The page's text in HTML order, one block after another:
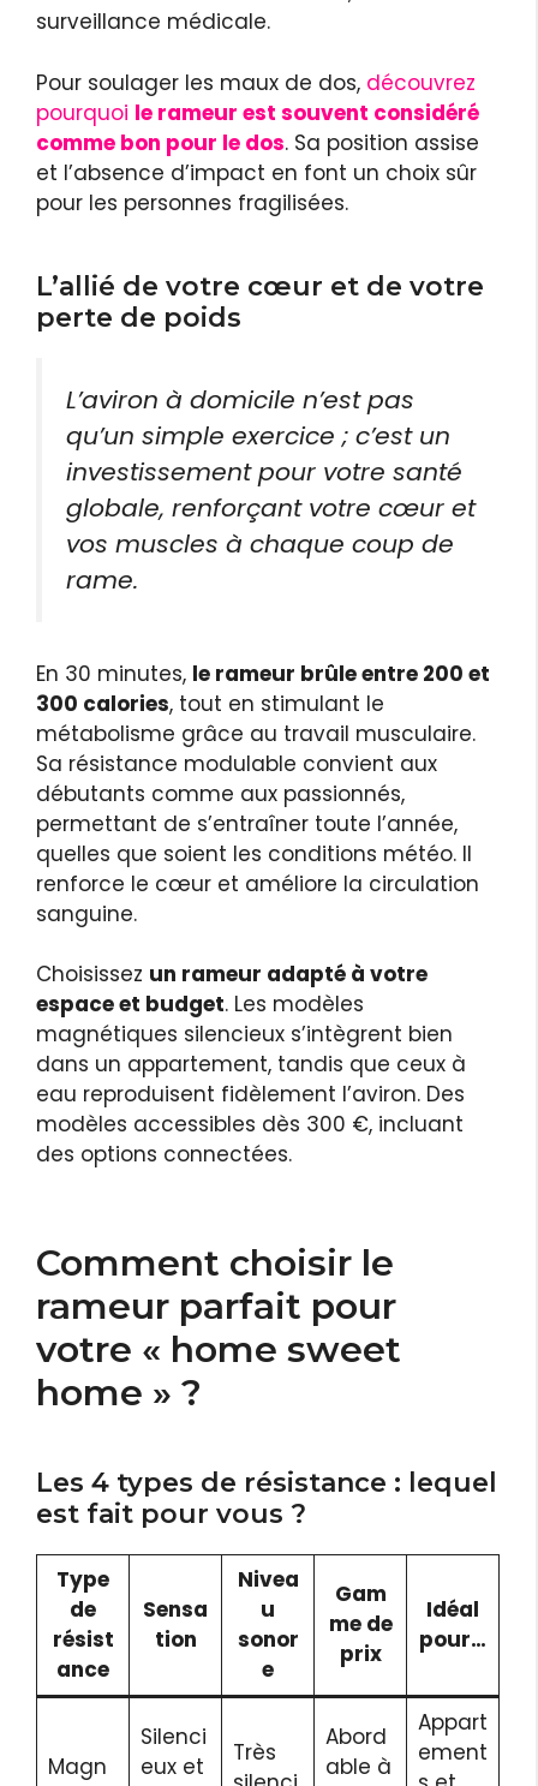
surveillance médicale.
Pour soulager les maux de dos, découvrez
pourquoi le rameur est souvent considéré
comme bon pour le dos. Sa position assise
et l’absence d’impact en font un choix sûr
pour les personnes fragilisées.
L’allié de votre cœur et de votre
perte de poids
L’aviron à domicile n’est pas
qu’un simple exercice ; c’est un
investissement pour votre santé
globale, renforçant votre cœur et
vos muscles à chaque coup de
rame.
En 30 minutes, le rameur brûle entre 200 et
300 calories, tout en stimulant le
métabolisme grâce au travail musculaire.
Sa résistance modulable convient aux
débutants comme aux passionnés,
permettant de s’entraîner toute l’année,
quelles que soient les conditions météo. Il
renforce le cœur et améliore la circulation
sanguine.
Choisissez un rameur adapté à votre
espace et budget. Les modèles
magnétiques silencieux s’intègrent bien
dans un appartement, tandis que ceux à
eau reproduisent fidèlement l’aviron. Des
modèles accessibles dès 300 €, incluant
des options connectées.
Comment choisir le
rameur parfait pour
votre « home sweet
home » ?
Les 4 types de résistance : lequel
est fait pour vous ?
Type
de
résist
ance
Sensa
tion
Nivea
u
sonor
e
Gam
me de
prix
Idéal
pour…
Magn
Silenci
eux et
Très
Abord
able à
Appart
ement